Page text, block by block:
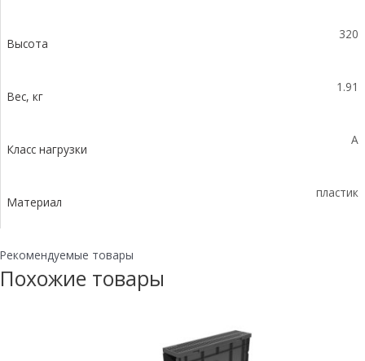
пластиковой,
Высота
320
Вес, кг
1.91
Класс нагрузки
A
Материал
пластик
Рекомендуемые товары
Похожие товары